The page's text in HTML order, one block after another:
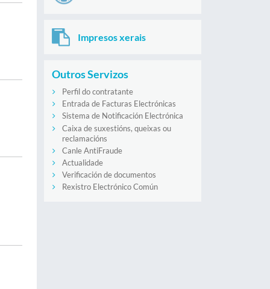
Impresos xerais
Outros Servizos
Perfil do contratante
Entrada de Facturas Electrónicas
Sistema de Notificación Electrónica
Caixa de suxestións, queixas ou
reclamacións
Canle AntiFraude
Actualidade
Verificación de documentos
Rexistro Electrónico Común